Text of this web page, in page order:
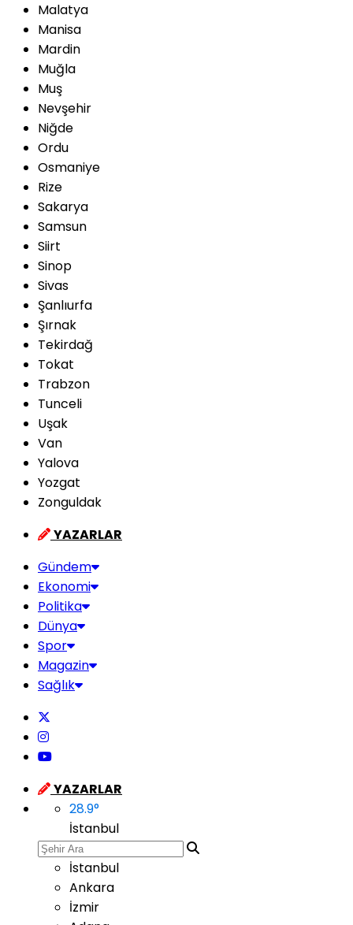
Malatya
Manisa
Mardin
Muğla
Muş
Nevşehir
Niğde
Ordu
Osmaniye
Rize
Sakarya
Samsun
Siirt
Sinop
Sivas
Şanlıurfa
Şırnak
Tekirdağ
Tokat
Trabzon
Tunceli
Uşak
Van
Yalova
Yozgat
Zonguldak
YAZARLAR
Gündem
Ekonomi
Politika
Dünya
Spor
Magazin
Sağlık
YAZARLAR
28.9°
İstanbul
İstanbul
Ankara
İzmir